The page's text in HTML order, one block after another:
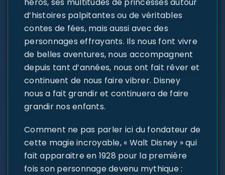
d’histoires palpitantes ou de véritables
contes de fées, mais aussi avec des
personnages effrayants. Ils nous font vivre
de belles aventures, nous accompagnent
depuis tant d’années, nous ont fait rêver et
continuent de nous faire vibrer. Disney
nous a fait grandir et continuera de faire
grandir nos enfants.
Comment ne pas parler ici du fondateur de
cette magie incroyable, « Walt Disney » qui
fait apparaitre en 1928 pour la première
fois son personnage devenu mythique :